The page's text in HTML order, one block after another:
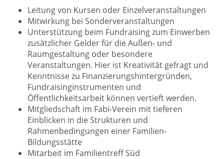
Leitung von Kursen oder Einzelveranstaltungen
Mitwirkung bei Sonderveranstaltungen
Unterstützung beim Fundraising zum Einwerben
zusätzlicher Gelder für die Außen- und
Raumgestaltung oder besondere
Veranstaltungen. Hier ist Kreativität gefragt und
Kenntnisse zu Finanzierungshintergründen,
Fundraisinginstrumenten und
Öffentlichkeitsarbeit können vertieft werden.
Mitgliedschaft im Fabi-Verein mit tieferen
Einblicken in die Strukturen und
Rahmenbedingungen einer Familien-
Bildungsstätte
Mitarbeit im Familientreff Süd